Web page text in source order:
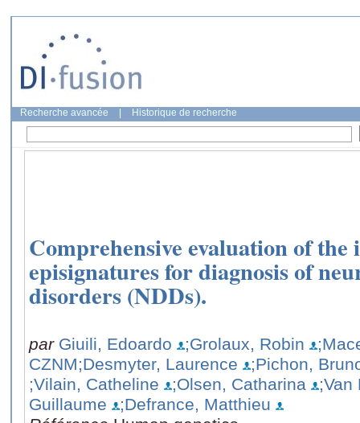
Recherche avancée Historique de recherche
Comprehensive evaluation of
episignatures for diagnosis of
disorders (NDDs).
par Giuili, Edoardo ;Grolaux, Robin
CZNM;Desmyter, Laurence
;Pichon,
;Vilain, Catheline
;Olsen, Catharina
;Van
Guillaume
;Defrance, Matthieu